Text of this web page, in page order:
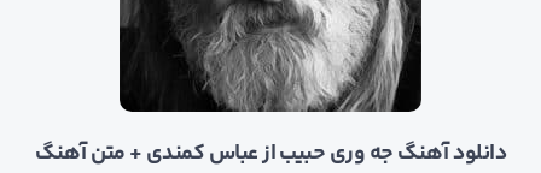
دانلود آهنگ جه وری حبیب از عباس کمندی + متن آهنگ